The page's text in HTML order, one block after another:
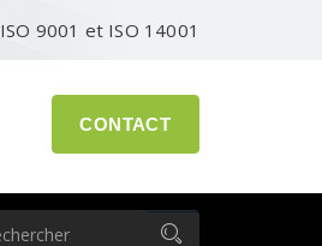
ISO 9001 et ISO 14001
CONTACT